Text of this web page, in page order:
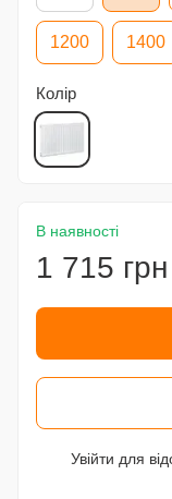
1200 1400
Колір
В наявності
1 715 грн
Увійти для